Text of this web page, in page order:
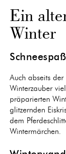
Ein
Winter
Auch abseits
Winterzauber
präparierten
glitzernden
dem
Wintermärchen.